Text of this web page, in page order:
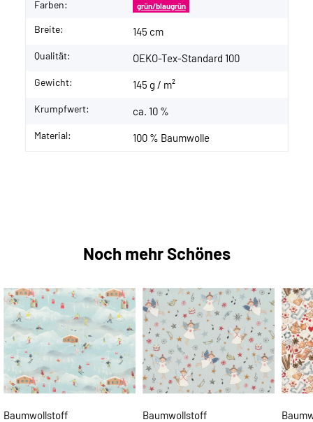
Farben: grün/blaugrün
Breite: 145 cm
Qualität: OEKO-Tex-Standard 100
Gewicht: 145 g / m²
Krumpfwert: ca. 10 %
Material: 100 % Baumwolle
Noch mehr Schönes
Baumwollstoff
Baumwollstoff